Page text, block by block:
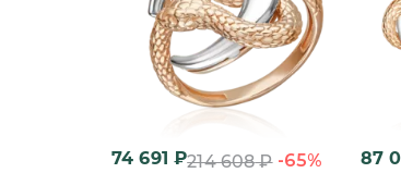
74 691 ₽214 608₽ -65% 87